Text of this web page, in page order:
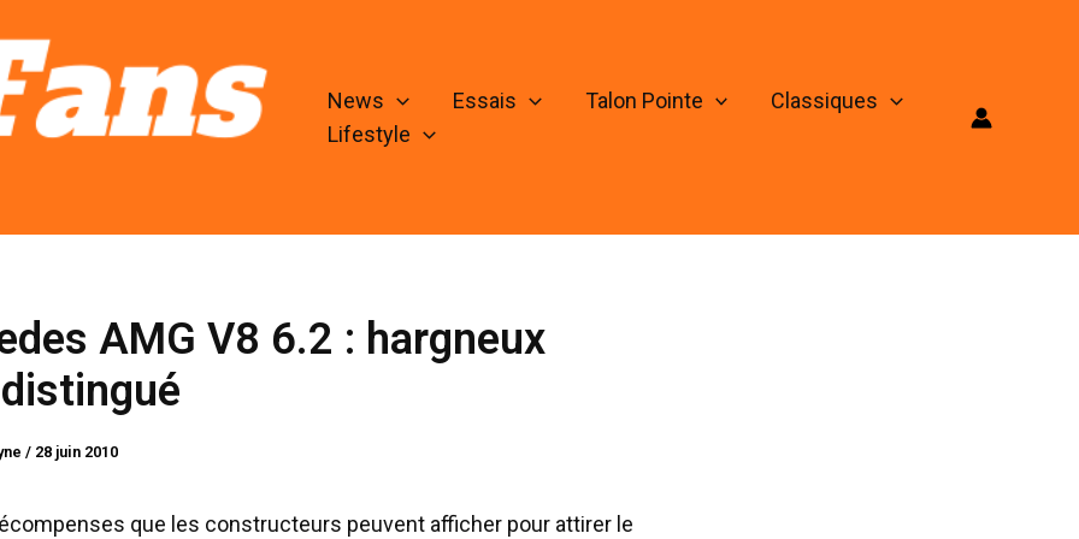
News Essais Talon Pointe
Classiques
Lifestyle
AMG V8 6.2 : hargneux
/ 28 juin 2010
que les constructeurs peuvent afficher pour attirer le